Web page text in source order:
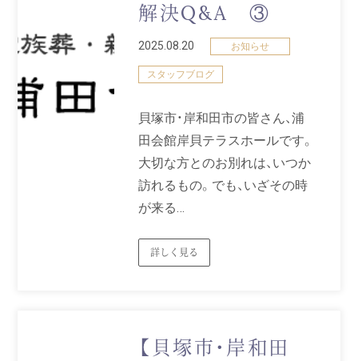
解決Q&A ③
2025.08.20 お知らせ
スタッフブログ
貝塚市・岸和田市の皆さん、浦
田会館岸貝テラスホールです。
大切な方とのお別れは、いつか
訪れるもの。でも、いざその時
が来る…
詳しく見る
【貝塚市・岸和田